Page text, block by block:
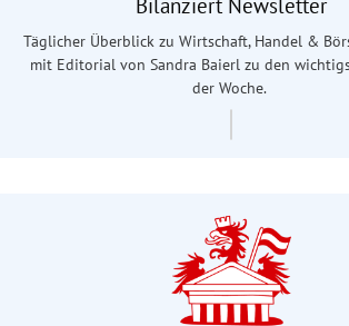
Bilanziert Newsletter
Täglicher Überblick zu Wirtschaft, Handel &
mit Editorial von Sandra Baierl zu den
der Woche.